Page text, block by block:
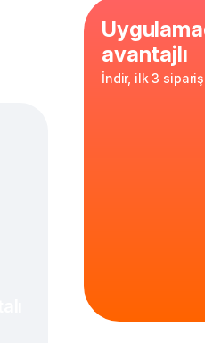
avantajlı
İndir, ilk 3